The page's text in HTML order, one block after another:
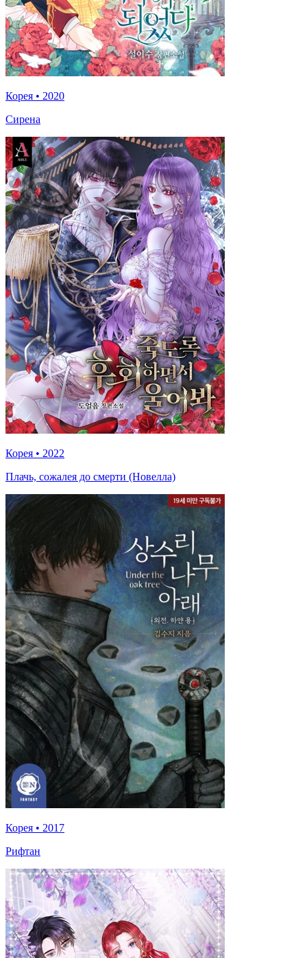
Корея • 2020
Сирена
Корея • 2022
Плачь, сожалея до смерти (Новелла)
Корея • 2017
Рифтан